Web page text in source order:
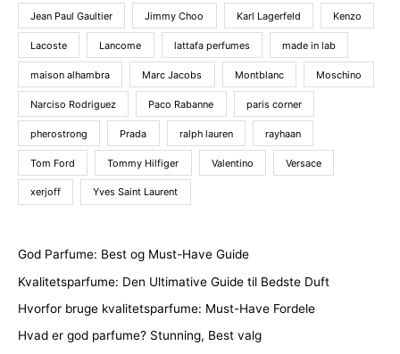
Jean Paul Gaultier Jimmy Choo Karl Lagerfeld Kenzo
Lacoste Lancome lattafa perfumes made in lab
maison alhambra Marc Jacobs Montblanc Moschino
Narciso Rodriguez Paco Rabanne paris corner
pherostrong Prada ralph lauren rayhaan
Tom Ford Tommy Hilfiger Valentino Versace
xerjoff Yves Saint Laurent
God Parfume: Best og Must-Have Guide
Kvalitetsparfume: Den Ultimative Guide til Bedste Duft
Hvorfor bruge kvalitetsparfume: Must-Have Fordele
Hvad er god parfume? Stunning, Best valg